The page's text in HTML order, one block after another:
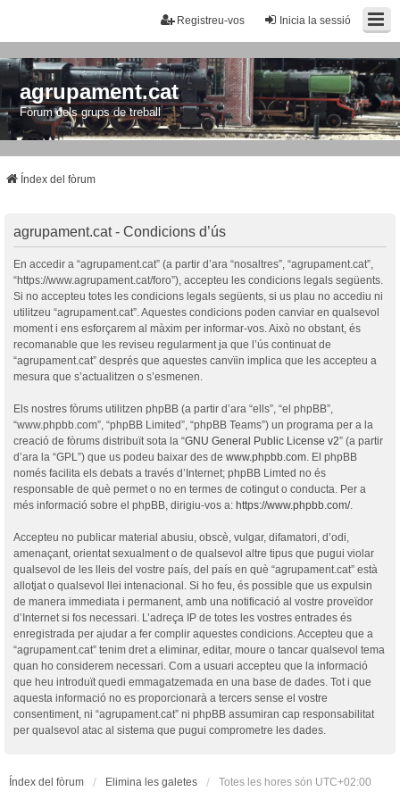
Inicia la sessió
Registreu-vos
agrupament.cat
Fòrum dels grups de treball
Índex del fòrum
agrupament.cat - Condicions d’ús
En accedir a “agrupament.cat” (a partir d’ara “nosaltres”, “agrupament.cat”,
“https://www.agrupament.cat/foro”), accepteu les condicions legals següents.
Si no accepteu totes les condicions legals següents, si us plau no accediu ni
utilitzeu “agrupament.cat”. Aquestes condicions poden canviar en qualsevol
moment i ens esforçarem al màxim per informar-vos. Això no obstant, és
recomanable que les reviseu regularment ja que l’ús continuat de
“agrupament.cat” després que aquestes canvïin implica que les accepteu a
mesura que s’actualitzen o s’esmenen.
Els nostres fòrums utilitzen phpBB (a partir d’ara “ells”, “el phpBB”,
“www.phpbb.com”, “phpBB Limited”, “phpBB Teams”) un programa per a la
creació de fòrums distribuït sota la “GNU General Public License v2” (a partir
d’ara la “GPL”) que us podeu baixar des de www.phpbb.com . El phpBB
només facilita els debats a través d’Internet; phpBB Limted no és
responsable de què permet o no en termes de cotingut o conducta. Per a
més informació sobre el phpBB, dirigiu-vos a: https://www.phpbb.com/.
Accepteu no publicar material abusiu, obscè, vulgar, difamatori, d’odi,
amenaçant, orientat sexualment o de qualsevol altre tipus que pugui violar
qualsevol de les lleis del vostre país, del país en què “agrupament.cat” està
allotjat o qualsevol llei intenacional. Si ho feu, és possible que us expulsin
de manera immediata i permanent, amb una notificació al vostre proveïdor
d’Internet si fos necessari. L’adreça IP de totes les vostres entrades és
enregistrada per ajudar a fer complir aquestes condicions. Accepteu que a
“agrupament.cat” tenim dret a eliminar, editar, moure o tancar qualsevol tema
quan ho considerem necessari. Com a usuari accepteu que la informació
que heu introduït quedi emmagatzemada en una base de dades. Tot i que
aquesta informació no es proporcionarà a tercers sense el vostre
consentiment, ni “agrupament.cat” ni phpBB assumiran cap responsabilitat
per qualsevol atac al sistema que pugui comprometre les dades.
Índex del fòrum Elimina les galetes Totes les hores són UTC+02:00